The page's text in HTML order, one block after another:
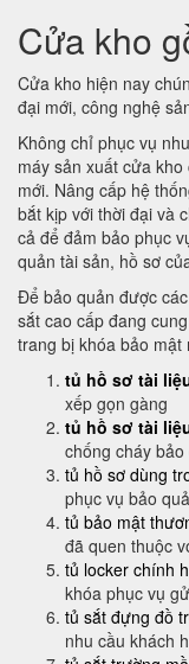
Cửa kho
Cửa kho hiện nay
đại mới, công nghệ
Không chỉ phục vụ
máy sản xuất cửa
mới. Nâng cấp hệ
bắt kịp với thời đại và
cả để đảm bảo phục
quản tài sản, hồ sơ
Để bảo quản được
sắt cao cấp đang
trang bị khóa bảo mật
tủ hồ sơ tài
xếp gọn gàng
tủ hồ sơ tài
chống cháy
tủ hồ sơ dùng
phục vụ bảo
tủ bảo mật
đã quen thuộc
tủ locker chính
khóa phục vụ
tủ sắt đựng đồ
nhu cầu khách